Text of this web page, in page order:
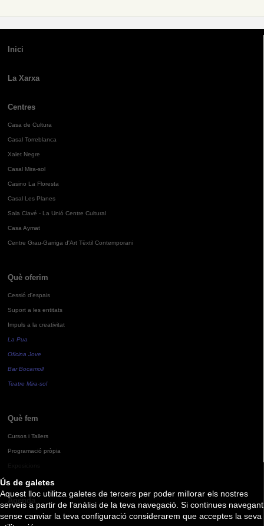
Ús de galetes
Aquest lloc utilitza galetes de tercers per poder millorar els nostres
serveis a partir de l'anàlisi de la teva navegació. Si continues navegant
sense canviar la teva configuració considerarem que acceptes la seva
Inici
La Xarxa
Centres
Casa de Cultura
Casal Torreblanca
Xalet Negre
Casal Mira-sol
Casino La Floresta
Casal Les Planes
Sala Clavé - La Unió Centre Cultural
Casa Aymat
Centre Grau-Garriga d'Art Tèxtil Contemporani
Què oferim
Cessió d'espais
Suport a les entitats
Impuls a la creativitat
La Pua
Oficina Jove
Bar Bocamoll
Teatre Mira-sol
Què fem
Cursos i Tallers
Programació pròpia
Agenda